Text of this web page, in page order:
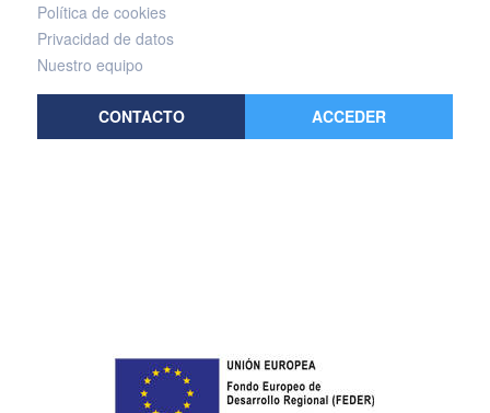
Política de cookies
Privacidad de datos
Nuestro equipo
CONTACTO ACCEDER